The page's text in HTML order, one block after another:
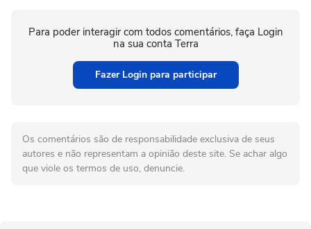
Para poder interagir com todos comentários, faça Login
na sua conta Terra
Fazer Login para participar
Os comentários são de responsabilidade exclusiva de seus
autores e não representam a opinião deste site. Se achar algo
que viole os termos de uso, denuncie.